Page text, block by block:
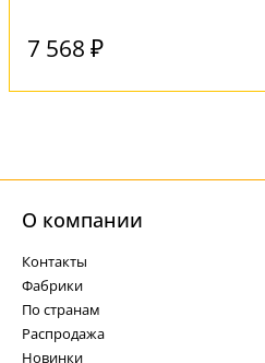
7 568 ₽
О компании
Контакты
Фабрики
По странам
Распродажа
Новинки